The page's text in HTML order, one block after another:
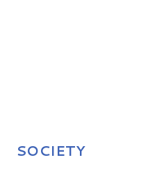
SOCIETY